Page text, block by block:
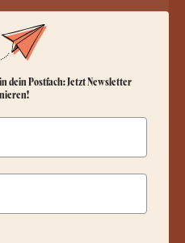
dein Postfach: Jetzt Newsletter